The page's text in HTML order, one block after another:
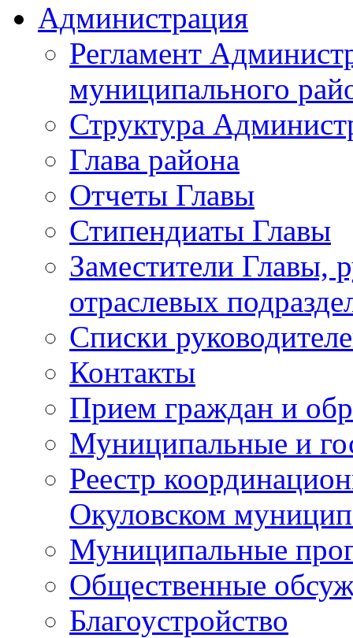
Администрация
Регламент
муниципального
Структура
Глава района
Отчеты Главы
Стипендиаты Главы
Заместители Главы,
отраслевых
Списки
Контакты
Прием граждан и
Муниципальные и
Реестр
Окуловском
Муниципальные
Общественные
Благоустройство